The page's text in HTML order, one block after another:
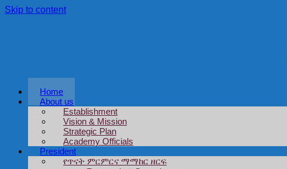
Skip to content
Home
About us
Establishment
Vision & Mission
Strategic Plan
Academy Officials
President
የጥናት ምርምርና ማማከር ዘርፍ